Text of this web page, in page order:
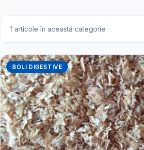
1 articole în această categorie
BOLI DIGESTIVE